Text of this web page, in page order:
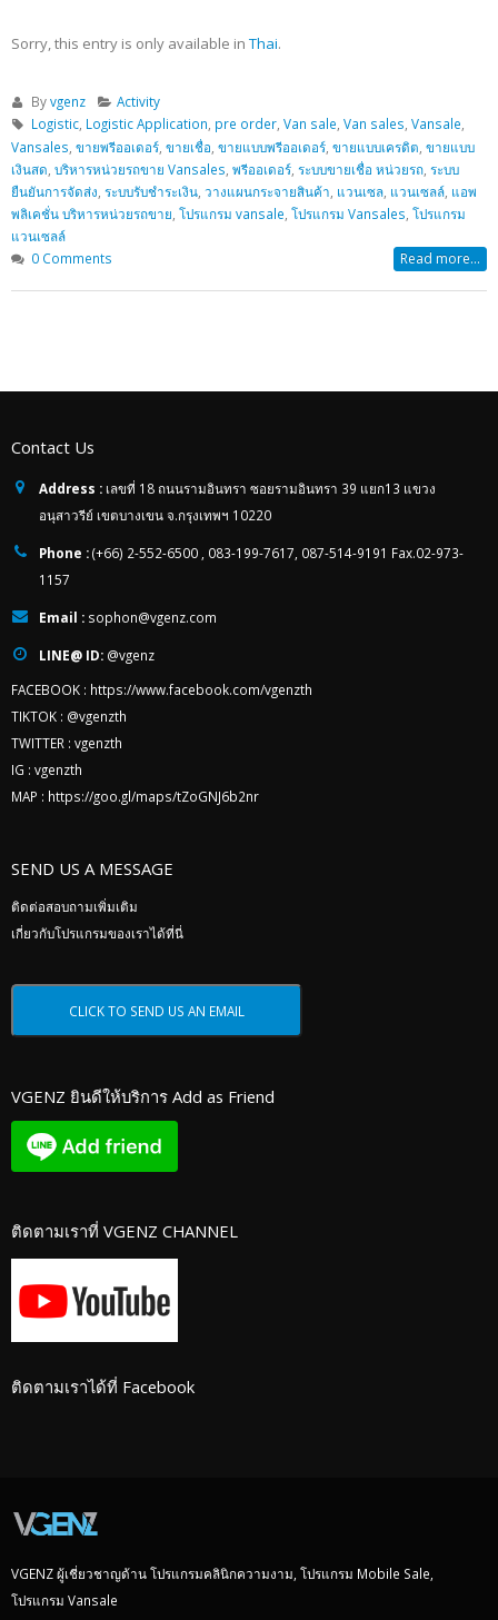
Sorry, this entry is only available in Thai.
Byvgenz
Activity
Logistic, Logistic Application, pre order, Van sale, Van sales, Vansale,
Vansales ขายพรีออเดอร์ ขายเชื่อ ขายแบบพรีออเดอร์ ขายแบบเครดิต ขายแบบ
เงินสด บริหารหน่วยรถขาย Vansales พรีออเดอร์ ระบบขายเชื่อ หน่วยรถ ระบบ
ยืนยันการจัดส่ง ระบบรับชำระเงิน วางแผนกระจายสินค้า แวนเซล แวนเซลล์ แอพ
พลิเคชั่น บริหารหน่วยรถขาย โปรแกรม vansale โปรแกรม Vansales โปรแกรม
แวนเซลล์
0 Comments
Read more...
Contact Us
Address : เลขที่ 18 ถนนรามอินทรา ซอยรามอินทรา 39 แยก13 แขวง
อนุสาวรีย์ เขตบางเขน จ.กรุงเทพฯ 10220
Phone :(+66) 2-552-6500 , 083-199-7617, 087-514-9191 Fax.02-973-
1157
Email : sophon@vgenz.com
LINE@ ID: @vgenz
FACEBOOK : https://www.facebook.com/vgenzth
TIKTOK : @vgenzth
TWITTER : vgenzth
IG : vgenzth
MAP : https://goo.gl/maps/tZoGNJ6b2nr
SEND US A MESSAGE
ติดต่อสอบถามเพิ่มเติม
เกี่ยวกับโปรแกรมของเราได้ที่นี่
VGENZ ยินดีให้บริการ Add as Friend
ติดตามเราที่ VGENZ CHANNEL
ติดตามเราได้ที่ Facebook
VGENZ ผู้เชี่ยวชาญด้าน โปรแกรมคลินิกความงาม, โปรแกรม Mobile Sale,
โปรแกรม Vansale